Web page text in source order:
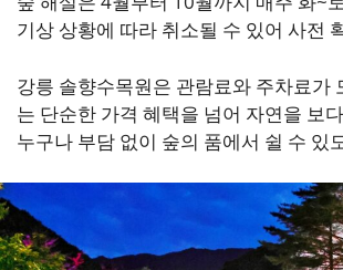
기상 상황에 따라 취소될 수 있어 사전
강릉 솔향수목원은 관람료와 주차료가
는 단순한 가격 혜택을 넘어 자연을 보
누구나 부담 없이 숲의 품에서 쉴 수 있